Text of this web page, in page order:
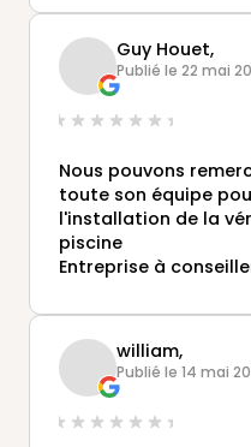
Guy Houet,
Publié le 22 mai
Nous pouvons
toute son équipe
l'installation de la
piscine
Entreprise à
william,
Publié le 14 mai